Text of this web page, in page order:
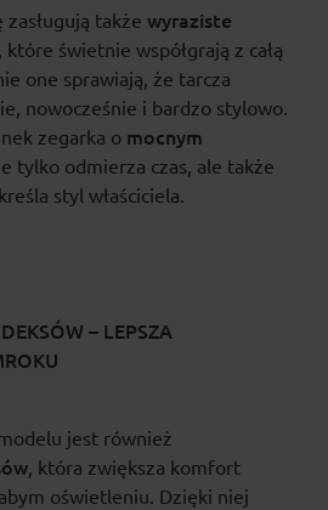
także wyraziste
, które świetnie współgrają z całą
one sprawiają, że tarcza
nowocześnie i bardzo stylowo.
zegarka o mocnym
tylko odmierza czas, ale także
styl właściciela.
– LEPSZA
jest również
, która zwiększa komfort
oświetleniu. Dzięki niej